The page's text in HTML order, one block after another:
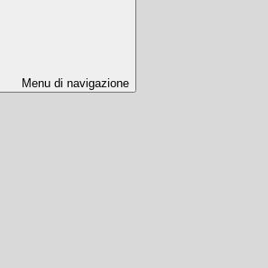
Menu di navigazione